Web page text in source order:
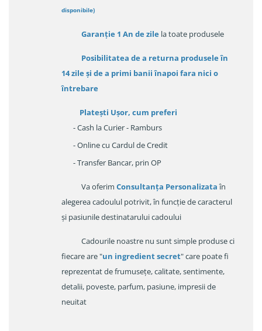
disponibile)
Garanție 1 An de zile la toate produsele
Posibilitatea de a returna produsele în
14 zileși de a primi banii înapoi fara nici o
întrebare
Platești Ușor, cum preferi
- Cash la Curier - Ramburs
- Online cu Cardul de Credit
- Transfer Bancar, prin OP
Va oferim Consultanța Personalizataîn
alegerea cadoulul potrivit, în funcție de caracterul
și pasiunile destinatarului cadoului
Cadourile noastre nu sunt simple produse ci
fiecare are "un ingredient secret" care poate fi
reprezentat de frumusețe, calitate, sentimente,
detalii, poveste, parfum, pasiune, impresii de
neuitat